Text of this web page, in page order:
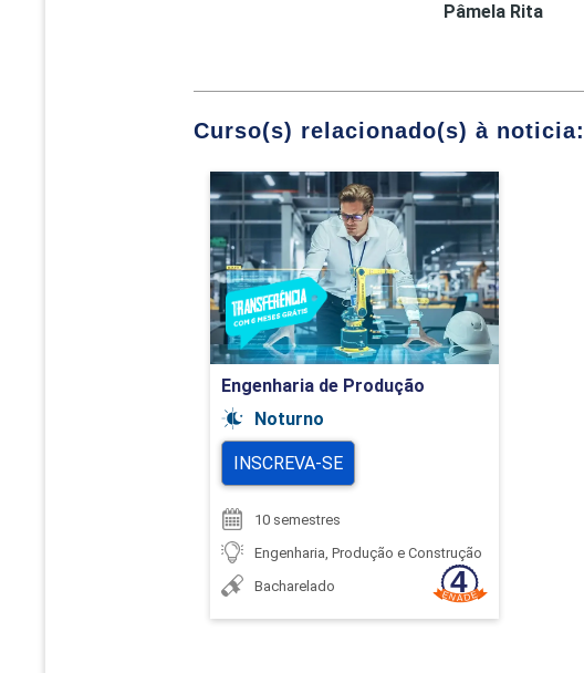
Pâmela Rita
Curso(s) relacionado(s) à noticia:
Engenharia de Produção
Noturno
INSCREVA-SE
10 semestres
Engenharia, Produção e Construção
Bacharelado
Engenharia de Produção
Detalhes do curso
Ir para Inscrição